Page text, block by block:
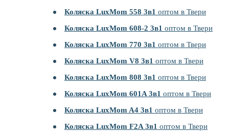
Коляска LuxMom 558 3в1 оптом в Твери
Коляска LuxMom 608-2 3в1 оптом в Твери
Коляска LuxMom 770 3в1 оптом в Твери
Коляска LuxMom V8 3в1 оптом в Твери
Коляска LuxMom 808 3в1 оптом в Твери
Коляска LuxMom 601A 3в1 оптом в Твери
Коляска LuxMom A4 3в1 оптом в Твери
Коляска LuxMom F2A 3в1 оптом в Твери